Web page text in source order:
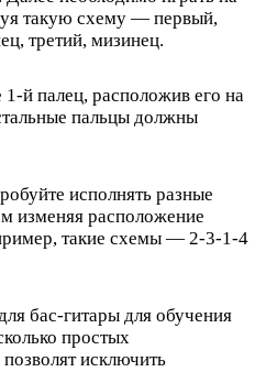
такую схему — первый,
третий, мизинец.
1-й палец, расположив его на
пальцы должны
исполнять разные
изменяя расположение
такие схемы — 2-3-1-4
бас-гитары для обучения
простых
исключить